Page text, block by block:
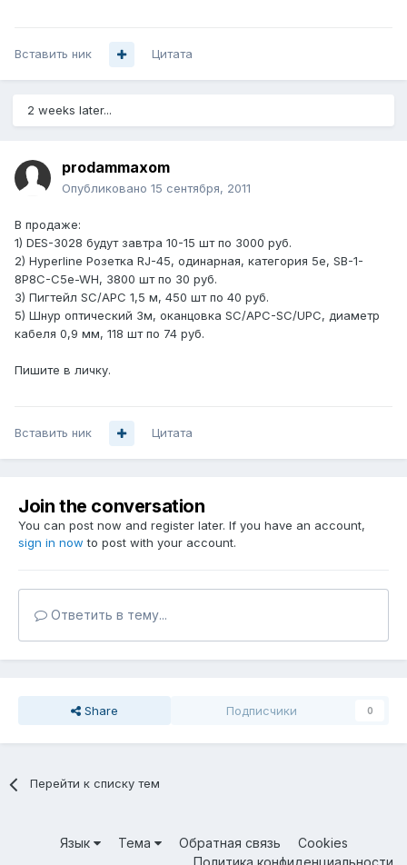
Вставить ник Цитата
2 weeks later...
prodammaxom
Опубликовано 15 сентября, 2011
В продаже:
1) DES-3028 будут завтра 10-15 шт по 3000 руб.
2) Hyperline Розетка RJ-45, одинарная, категория 5e, SB-1-
8P8C-C5e-WH, 3800 шт по 30 руб.
3) Пигтейл SC/APC 1,5 м, 450 шт по 40 руб.
5) Шнур оптический 3м, оканцовка SC/APC-SC/UPC, диаметр
кабеля 0,9 мм, 118 шт по 74 руб.
Пишите в личку.
Вставить ник Цитата
Join the conversation
You can post now and register later. If you have an account,
sign in now to post with your account.
Ответить в тему...
Share Подписчики 0
Перейти к списку тем
Язык Тема Обратная связь
Cookies